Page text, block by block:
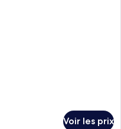
Voir les prix